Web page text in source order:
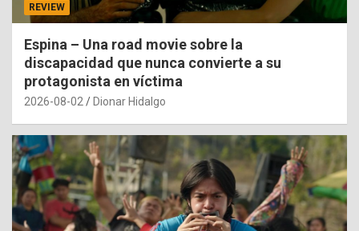
REVIEW
Espina – Una road movie sobre la
discapacidad que nunca convierte a su
protagonista en víctima
2026-08-02 Dionar Hidalgo